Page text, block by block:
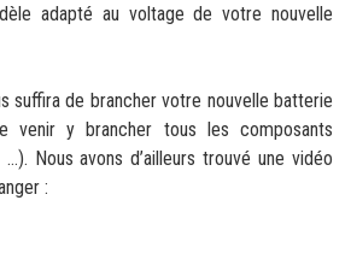
adapté au voltage de votre nouvelle
suffira de brancher votre nouvelle batterie
venir y brancher tous les composants
Nous avons d’ailleurs trouvé une vidéo
: